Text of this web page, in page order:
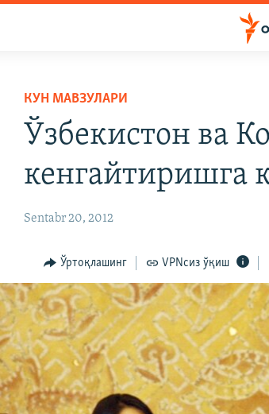
КУН МАВЗУЛАРИ
Ўзбекистон ва
кенгайтиришга
Sentabr 20, 2012
Ўртоқлашинг VPNсиз ўқиш